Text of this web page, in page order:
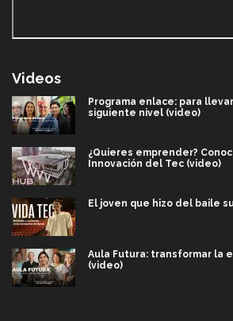
Videos
Programa enlace: para
siguiente nivel (video)
¿Quieres emprender?
Innovación del Tec (video)
El joven que hizo del baile
Aula Futura: transformar la
(video)